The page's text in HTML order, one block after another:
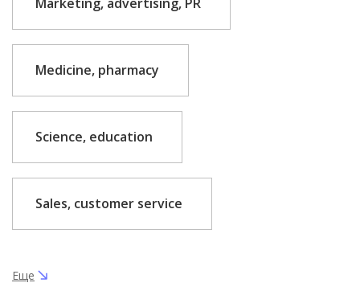
Medicine, pharmacy
Science, education
Sales, customer service
Еще